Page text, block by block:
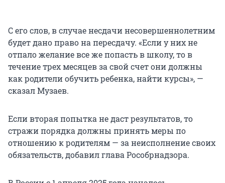
С его слов, в случае несдачи несовершеннолетним
будет дано право на пересдачу. «Если у них не
отпало желание все же попасть в школу, то в
течение трех месяцев за свой счет они должны
как родители обучить ребенка, найти курсы», —
сказал Музаев.
Если вторая попытка не даст результатов, то
стражи порядка должны принять меры по
отношению к родителям — за неисполнение своих
обязательств, добавил глава Рособрнадзора.